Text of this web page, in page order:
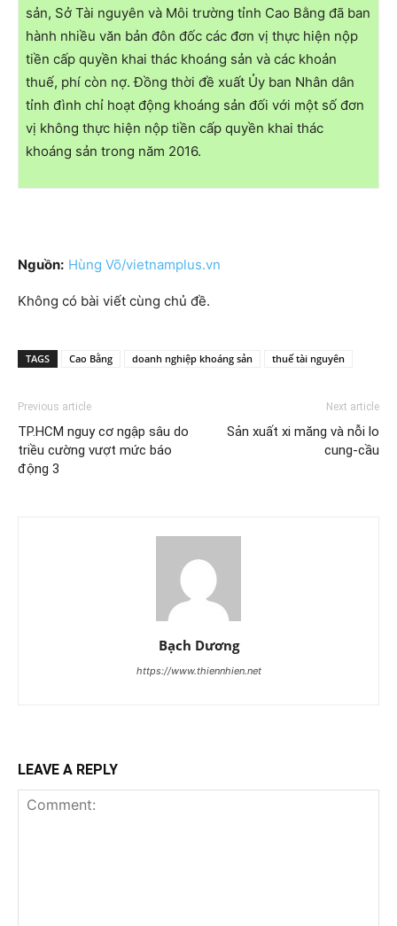
sản, Sở Tài nguyên và Môi trường tỉnh Cao Bằng đã ban
hành nhiều văn bản đôn đốc các đơn vị thực hiện nộp
tiền cấp quyền khai thác khoáng sản và các khoản
thuế, phí còn nợ. Đồng thời đề xuất Ủy ban Nhân dân
tỉnh đình chỉ hoạt động khoáng sản đối với một số đơn
vị không thực hiện nộp tiền cấp quyền khai thác
khoáng sản trong năm 2016.
Nguồn: Hùng Võ/vietnamplus.vn
Không có bài viết cùng chủ đề.
TAGS Cao Bằng doanh nghiệp khoáng sản thuế tài nguyên
Previous article
TP.HCM nguy cơ ngập sâu do
triều cường vượt mức báo
động 3
Next article
Sản xuất xi măng và nỗi lo
cung-cầu
Bạch Dương
https://www.thiennhien.net
LEAVE A REPLY